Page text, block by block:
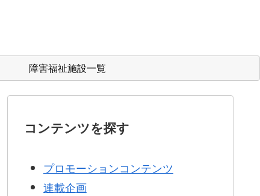
障害福祉施設一覧
コンテンツを探す
プロモーションコンテンツ
連載企画